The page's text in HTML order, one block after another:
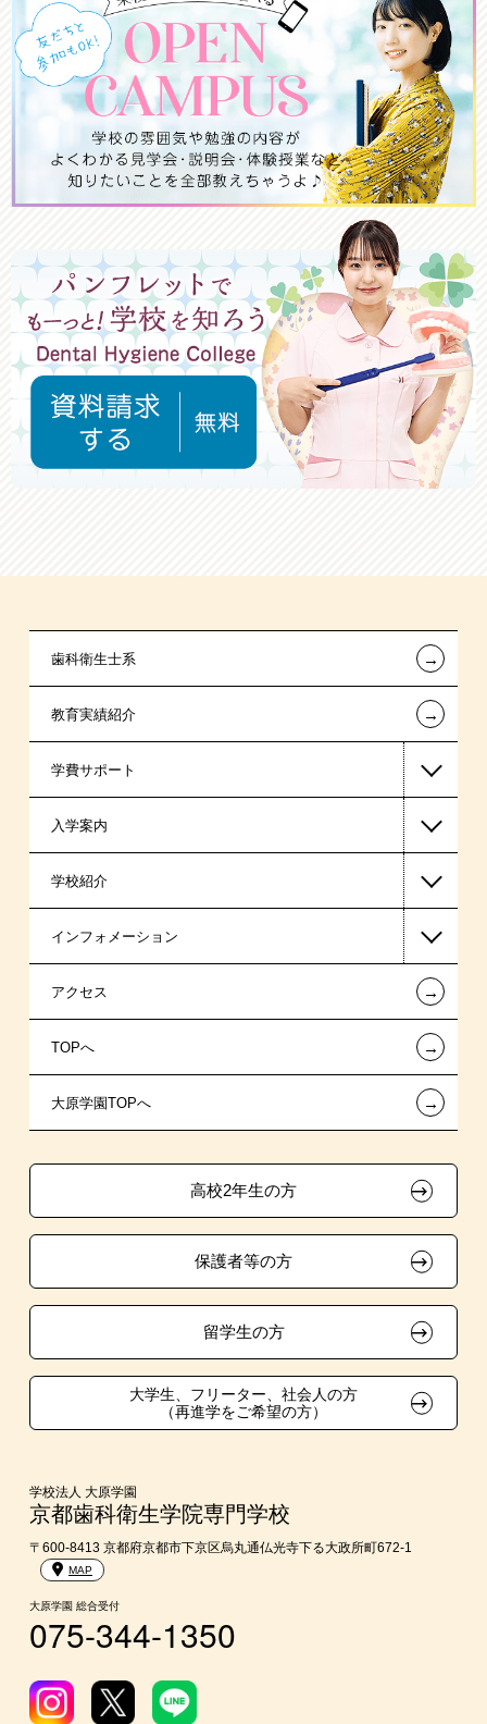
歯科衛生士系 ←
教育実績紹介 ←
学費サポート
高等教育の修学支援新制度
日本学生支援機構の奨学金
日本政策金融公庫（国の教育ローン）
提携教育ローン
新聞奨学生
試験による特待生制度
取得資格による特待生制度
吹奏楽部による特待生制度
入学案内
一般入学
AO入学制度
指定校推薦入学
特別推薦入学
推薦入学
生徒会活動推薦入学
自己推薦入学
大学・短大・公務員併願制度
親族紹介制度
学校紹介
在校生からあなたへ
夢を叶えた先輩たち
施設・研修所
学生寮・マンションのご案内
大原学園グループ案内
インフォメーション
お知らせ・新着情報
在校生へのお知らせ
各種証明書の発行ご希望の方
採用ご担当の方
アクセス ←
TOPへ ←
大原学園TOPへ ←
高校2年生の方
保護者等の方
留学生の方
大学生、フリーター、社会人の方
（再進学をご希望の方）
学校法人 大原学園
京都歯科衛生学院専門学校
〒600-8413 京都府京都市下京区烏丸通仏光寺下る大政所町672-1
MAP
大原学園 総合受付
075-344-1350